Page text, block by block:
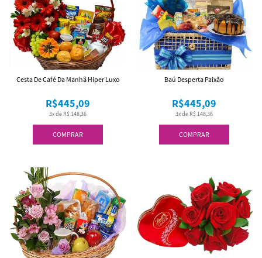
COMPRAR
3x de R$ 148,36
R$445,09
Cesta De Café Da Manhã Hiper Luxo
COMPRAR
3x de R$ 148,36
R$445,09
Baú Desperta Paixão